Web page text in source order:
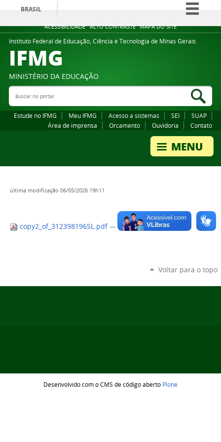
ACESSIBILIDADE ALTO CONTRASTE MAPA DO SITE
BRASIL
Simplifique!
Comunica BR
Legislação
Instituto Federal de Educação, Ciência e Tecnologia de Minas Gerais
IFMG
MINISTÉRIO DA EDUCAÇÃO
Buscar no portal
Estude no IFMG Meu IFMG Acesso a sistemas SEI
SUAP
Área de imprensa
Orcamento Ouvidoria Contato
última modificação 06/05/2026 19h11
copy2_of_312398196SL.pdf — 18 KB
Voltar para o topo
Desenvolvido com o CMS de código aberto Plone